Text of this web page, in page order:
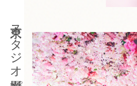
東京スタジオ撮影プラン